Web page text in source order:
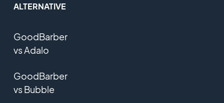
ALTERNATIVE
GoodBarber
vs Adalo
GoodBarber
vs Bubble